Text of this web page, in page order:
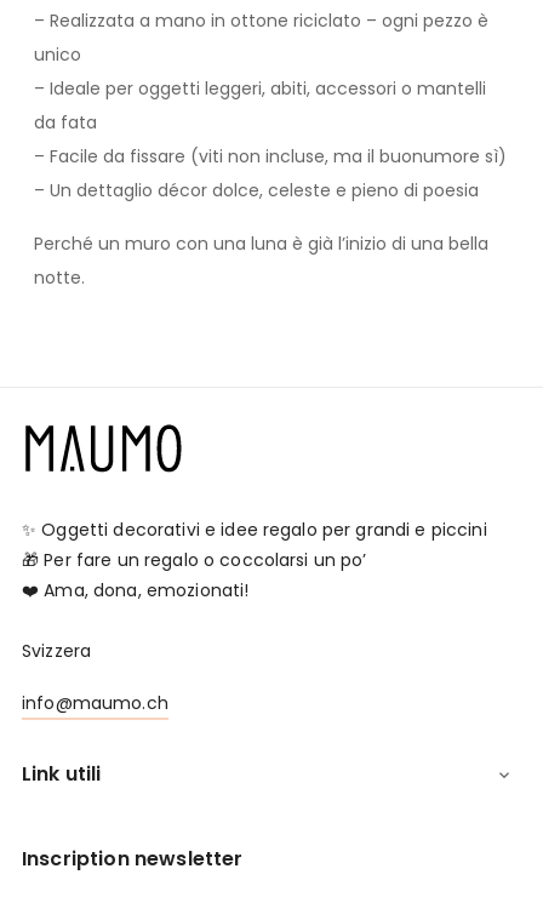
– Realizzata a mano in ottone riciclato – ogni pezzo è
unico
– Ideale per oggetti leggeri, abiti, accessori o mantelli
da fata
– Facile da fissare (viti non incluse, ma il buonumore sì)
– Un dettaglio décor dolce, celeste e pieno di poesia
Perché un muro con una luna è già l’inizio di una bella
notte.
✨ Oggetti decorativi e idee regalo per grandi e piccini
🎁 Per fare un regalo o coccolarsi un po’
❤️ Ama, dona, emozionati!
Svizzera
info@maumo.ch
Link utili 
Inscription newsletter